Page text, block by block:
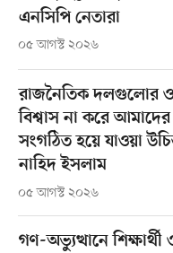
এনসিপি নেতারা
০৫ আগস্ট ২০২৬
রাজনৈতিক দলগুলোর
বিশ্বাস না করে
সংগঠিত হয়ে যাওয়া
নাহিদ ইসলাম
০৫ আগস্ট ২০২৬
গণ-অভ্যুত্থানে শিক্ষার্থী